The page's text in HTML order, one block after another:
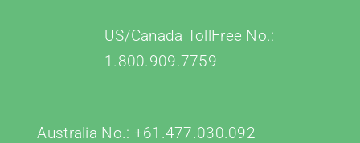
US/Canada TollFree No.:
1.800.909.7759
Australia No.: +61.477.030.092